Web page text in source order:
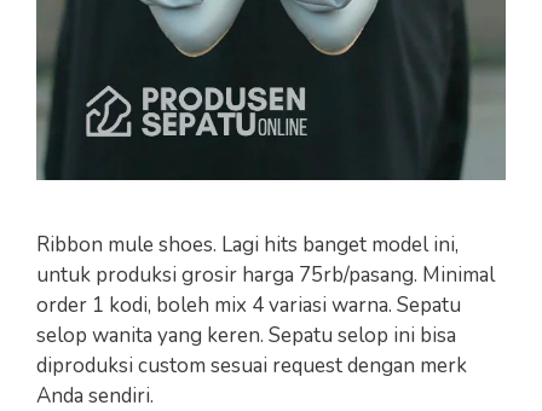
Ribbon mule shoes. Lagi hits banget model ini,
untuk produksi grosir harga 75rb/pasang. Minimal
order 1 kodi, boleh mix 4 variasi warna. Sepatu
selop wanita yang keren. Sepatu selop ini bisa
diproduksi custom sesuai request dengan merk
Anda sendiri.